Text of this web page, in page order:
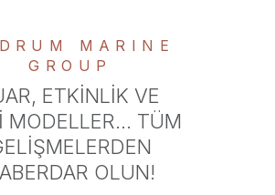
MARINE
GROUP
ETKINLIK VE
MODELLER... TÜM
OLUN!